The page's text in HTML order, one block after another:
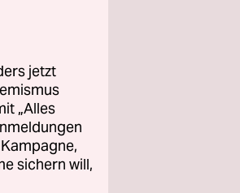
jetzt
„Alles
sichern will,